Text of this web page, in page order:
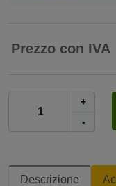
Prezzo con IVA
+
-
Descrizione